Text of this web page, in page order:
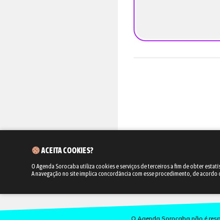
O Agenda Sorocaba não é
ACEITA COOKIES?
O Agenda Sorocaba utiliza cookies e serviços de terceiros a fim de obter
A navegação no site implica concordância com esse procedimento, de acordo